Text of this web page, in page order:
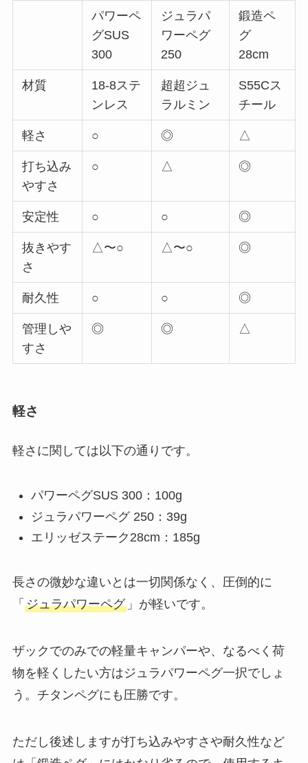
パワーペ
グSUS
300
ジュラパ
ワーペグ
250
鍛造ペ
グ
28cm
材質
18-8ステ
ンレス
超超ジュ
ラルミン
S55Cス
チール
軽さ ○ ◎ △
打ち込み
やすさ
○ △ ◎
安定性 ○ ○ ◎
抜きやす
さ
△〜○ △〜○ ◎
耐久性 ○ ○ ◎
管理しや
すさ
◎ ◎ △
軽さ
軽さに関しては以下の通りです。
パワーペグSUS 300：100g
ジュラパワーペグ 250：39g
エリッゼステーク28cm：185g
長さの微妙な違いとは一切関係なく、圧倒的に
「 ジュラパワーペグ」が軽いです。
ザックでのみでの軽量キャンパーや、なるべく荷
物を軽くしたい方はジュラパワーペグ一択でしょ
う。チタンペグにも圧勝です。
ただし後述しますが打ち込みやすさや耐久性など